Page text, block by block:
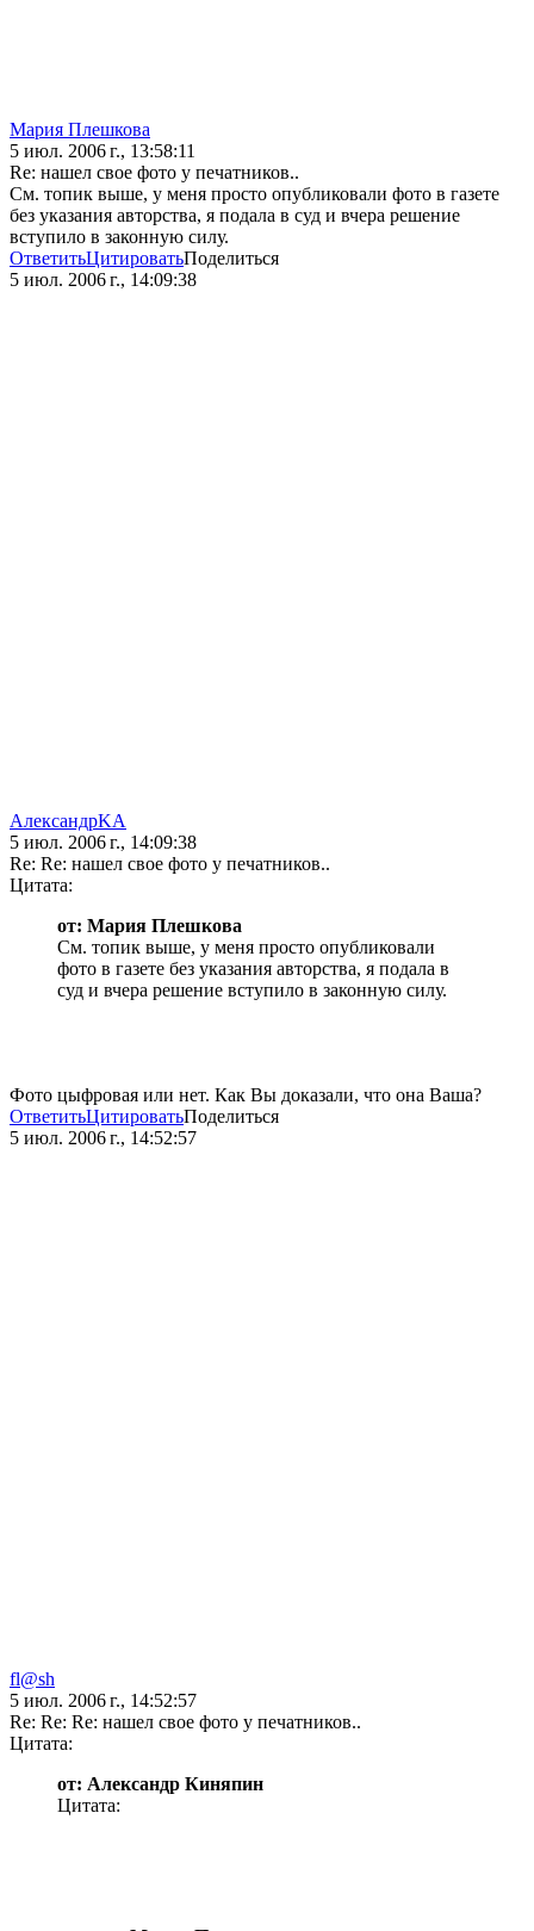
Мария Плешкова
5 июл. 2006 г., 13:58:11
Re: нашел свое фото у печатников..
См. топик выше, у меня просто опубликовали фото в газете
без указания авторства, я подала в суд и вчера решение
вступило в законную силу.
ОтветитьЦитироватьПоделиться
5 июл. 2006 г., 14:09:38
АлександрKA
5 июл. 2006 г., 14:09:38
Re: Re: нашел свое фото у печатников..
Цитата:
от: Мария Плешкова
См. топик выше, у меня просто опубликовали
фото в газете без указания авторства, я подала в
суд и вчера решение вступило в законную силу.
Фото цыфровая или нет. Как Вы доказали, что она Ваша?
ОтветитьЦитироватьПоделиться
5 июл. 2006 г., 14:52:57
fl@sh
5 июл. 2006 г., 14:52:57
Re: Re: Re: нашел свое фото у печатников..
Цитата:
от: Александр Киняпин
Цитата: